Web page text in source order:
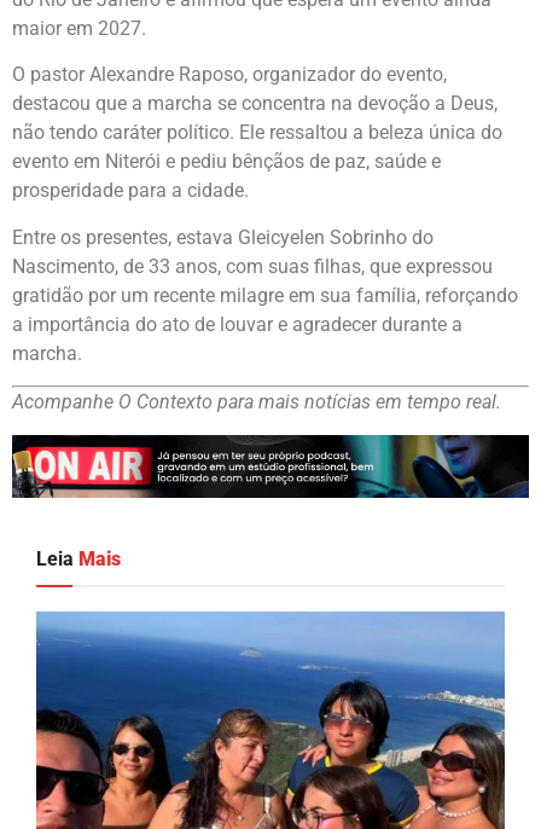
maior em 2027.
O pastor Alexandre Raposo, organizador do evento,
destacou que a marcha se concentra na devoção a Deus,
não tendo caráter político. Ele ressaltou a beleza única do
evento em Niterói e pediu bênçãos de paz, saúde e
prosperidade para a cidade.
Entre os presentes, estava Gleicyelen Sobrinho do
Nascimento, de 33 anos, com suas filhas, que expressou
gratidão por um recente milagre em sua família, reforçando
a importância do ato de louvar e agradecer durante a
marcha.
Acompanhe O Contexto para mais notícias em tempo real.
Leia Mais